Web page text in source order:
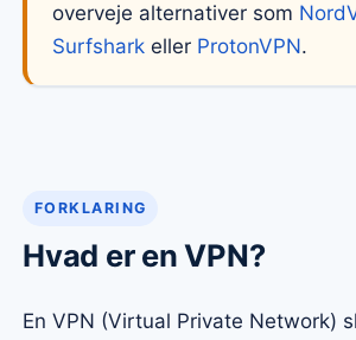
overveje alternativer som
Surfsharkeller ProtonVPN.
FORKLARING
Hvad er en VPN?
En VPN (Virtual Private Network)